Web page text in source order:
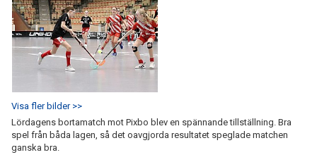
Visa fler bilder >>
Lördagens bortamatch mot Pixbo blev en spännande tillställning. Bra
spel från båda lagen, så det oavgjorda resultatet speglade matchen
ganska bra.